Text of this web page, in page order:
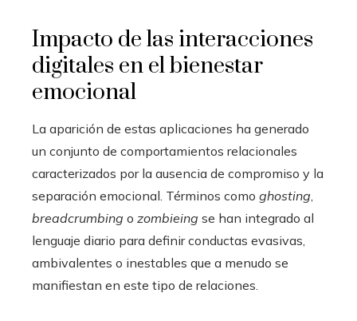
Impacto de las interacciones
digitales en el bienestar
emocional
La aparición de estas aplicaciones ha generado
un conjunto de comportamientos relacionales
caracterizados por la ausencia de compromiso y la
separación emocional. Términos como ghosting
breadcrumbing o zombieing se han integrado al
lenguaje diario para definir conductas evasivas,
ambivalentes o inestables que a menudo se
manifiestan en este tipo de relaciones.